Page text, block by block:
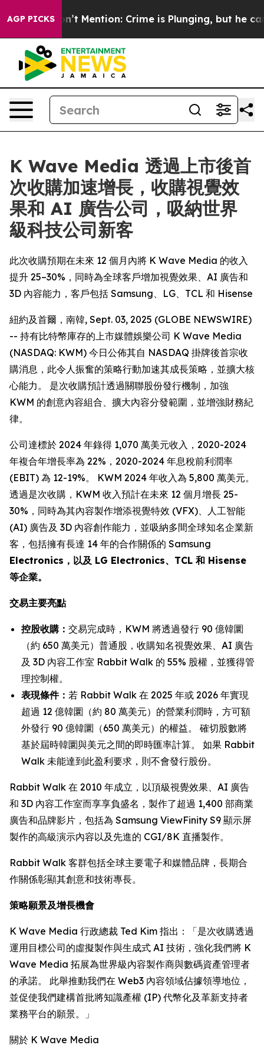
AGP PICKS
Won’t Mention: Crime is Plunging, but he can’t
K Wave Media 透過上市後首
次收購加速增長，收購視覺效
果和 AI 廣告公司，吸納世界
級科技公司新客
此次收購預期在未來 12 個月內將 K Wave Media 的收入
提升 25–30%，同時為全球客戶增加視覺效果、AI 廣告和
3D 內容能力，客戶包括 Samsung、LG、TCL 和 Hisense
紐約及首爾，南韓, Sept. 03, 2025 (GLOBE NEWSWIRE)
-- 持有比特幣庫存的上市媒體娛樂公司 K Wave Media
(NASDAQ: KWM) 今日公佈其自 NASDAQ 掛牌後首宗收
購消息，此令人振奮的策略行動加速其成長策略，並擴大核
心能力。 是次收購預計透過關聯股份發行機制，加強
KWM 的創意內容組合、擴大內容分發範圍，並增強財務紀
律。
公司達標於 2024 年錄得 1,070 萬美元收入，2020-2024
年複合年增長率為 22%，2020-2024 年息稅前利潤率
(EBIT) 為 12-19%。 KWM 2024 年收入為 5,800 萬美元。
透過是次收購，KWM 收入預計在未來 12 個月增長 25-
30%，同時為其內容製作增添視覺特效 (VFX)、人工智能
(AI) 廣告及 3D 內容創作能力，並吸納多間全球知名企業新
客，包括擁有長達 14 年的合作關係的 Samsung
Electronics，以及 LG Electronics、TCL 和 Hisense
等企業。
交易主要亮點
控股收購： 交易完成時，KWM 將透過發行 90 億韓圜
（約 650 萬美元）普通股，收購知名視覺效果、AI 廣告
及 3D 內容工作室 Rabbit Walk 的 55% 股權，並獲得管
理控制權。
表現條件： 若 Rabbit Walk 在 2025 年或 2026 年實現
超過 12 億韓圜（約 80 萬美元）的營業利潤時，方可額
外發行 90 億韓圜（650 萬美元）的權益。 確切股數將
基於屆時韓圜與美元之間的即時匯率計算。 如果 Rabbit
Walk 未能達到此盈利要求，則不會發行股份。
Rabbit Walk 在 2010 年成立，以頂級視覺效果、AI 廣告
和 3D 內容工作室而享享負盛名，製作了超過 1,400 部商業
廣告和品牌影片，包括為 Samsung ViewFinity S9 顯示屏
製作的高級演示內容以及先進的 CGI/8K 直播製作。
Rabbit Walk 客群包括全球主要電子和媒體品牌，長期合
作關係彰顯其創意和技術專長。
策略願景及增長機會
K Wave Media 行政總裁 Ted Kim 指出：「是次收購透過
運用目標公司的虛擬製作與生成式 AI 技術，強化我們將 K
Wave Media 拓展為世界級內容製作商與數碼資產管理者
的承諾。 此舉推動我們在 Web3 內容領域佔據領導地位，
並促使我們建構首批將知識產權 (IP) 代幣化及革新支持者
業務平台的願景。」
關於 K Wave Media